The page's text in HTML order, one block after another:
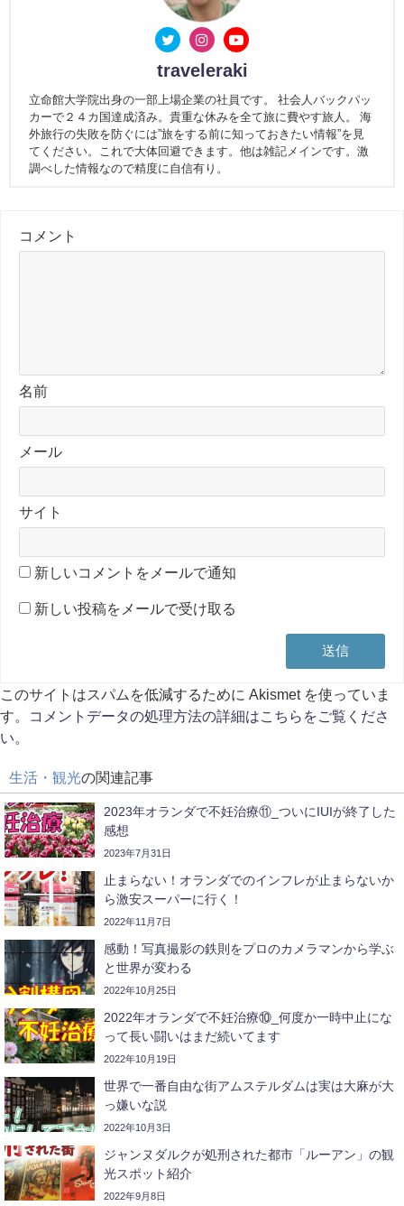
traveleraki
立命館大学院出身の一部上場企業の社員です。 社会人バックパッ
カーで２４カ国達成済み。貴重な休みを全て旅に費やす旅人。 海
外旅行の失敗を防ぐには”旅をする前に知っておきたい情報”を見
てください。これで大体回避できます。他は雑記メインです。激
調べした情報なので精度に自信有り。
コメント
名前
メール
サイト
新しいコメントをメールで通知
新しい投稿をメールで受け取る
このサイトはスパムを低減するために Akismet を使っていま
す。
コメントデータの処理方法の詳細はこちらをご覧くださ
い
生活・観光の関連記事
2023年オランダで不妊治療⑪_ついにIUIが終了した
感想
2023年7月31日
止まらない！オランダでのインフレが止まらないか
ら激安スーパーに行く！
2022年11月7日
感動！写真撮影の鉄則をプロのカメラマンから学ぶ
と世界が変わる
2022年10月25日
2022年オランダで不妊治療⑩_何度か一時中止にな
って長い闘いはまだ続いてます
2022年10月19日
世界で一番自由な街アムステルダムは実は大麻が大
っ嫌いな説
2022年10月3日
ジャンヌダルクが処刑された都市「ルーアン」の観
光スポット紹介
2022年9月8日